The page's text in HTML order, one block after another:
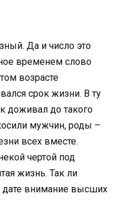
Да и число это
временем слово
возрасте
срок жизни. В ту
доживал до такого
мужчин, роды –
всех вместе.
чертой под
жизнь. Так ли
дате внимание высших